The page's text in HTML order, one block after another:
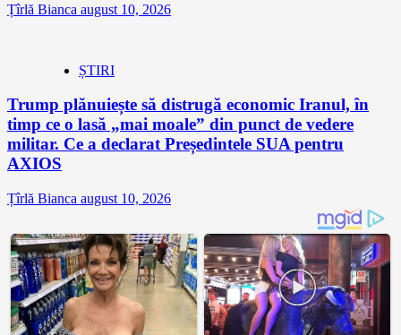
Țîrlă Bianca august 10, 2026
ȘTIRI
Trump plănuiește să distrugă economic Iranul, în
timp ce o lasă „mai moale” din punct de vedere
militar. Ce a declarat Președintele SUA pentru
AXIOS
Țîrlă Bianca august 10, 2026